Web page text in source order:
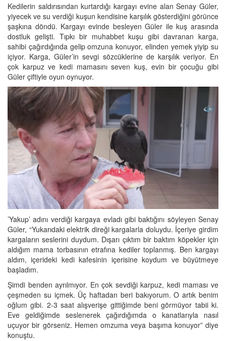
Kedilerin saldırısından kurtardığı kargayı evine alan Senay Güler,
yiyecek ve su verdiği kuşun kendisine karşılık gösterdiğini görünce
şaşkına döndü. Kargayı evinde besleyen Güler ile kuş arasında
dostluk gelişti. Tıpkı bir muhabbet kuşu gibi davranan karga,
sahibi çağırdığında gelip omzuna konuyor, elinden yemek yiyip su
içiyor. Karga, Güler’in sevgi sözcüklerine de karşılık veriyor. En
çok karpuz ve kedi mamasını seven kuş, evin bir çocuğu gibi
Güler çiftiyle oyun oynuyor.
’Yakup’ adını verdiği kargaya evladı gibi baktığını söyleyen Senay
Güler, “Yukarıdaki elektrik direği kargalarla doluydu. İçeriye girdim
kargaların seslerini duydum. Dışarı çıktım bir baktım köpekler için
aldığım mama torbasının etrafına kediler toplanmış. Ben kargayı
aldım, içerideki kedi kafesinin içerisine koydum ve büyütmeye
başladım.
Şimdi benden ayrılmıyor. En çok sevdiği karpuz, kedi maması ve
çeşmeden su içmek. Üç haftadan beri bakıyorum. O artık benim
oğlum gibi. 2-3 saat alışverişe gittiğimde beni görmüyor tabii ki.
Eve geldiğimde seslenerek çağırdığımda o kanatlarıyla nasıl
uçuyor bir görseniz. Hemen omzuma veya başıma konuyor” diye
konuştu.